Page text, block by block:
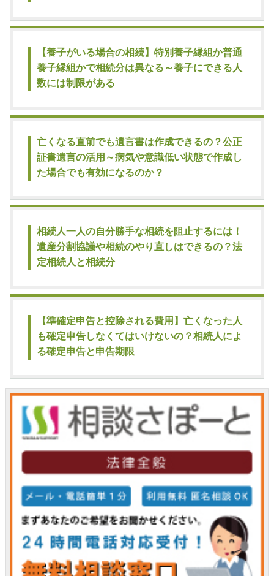
【養子がいる場合の相続】特別養子縁組か普通
養子縁組かで相続分は異なる～養子にできる人
数には制限がある
亡くなる直前でも遺言書は作成できるの？公正
証書遺言の活用～病気や意識低い状態で作成し
た場合でも有効になるのか？
相続人一人の自分勝手な相続を阻止するには！
遺産分割協議や相続のやり直しはできるの？法
定相続人と相続分
【準確定申告と控除される費用】亡くなった人
も確定申告しなくてはいけないの？相続人によ
る確定申告と申告期限